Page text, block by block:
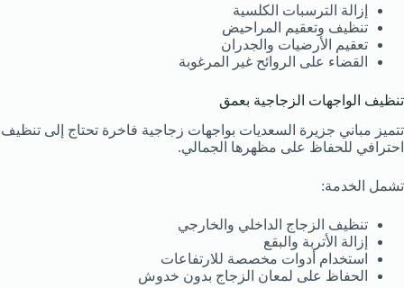
إزالة الترسبات الكلسية
تنظيف وتعقيم المراحيض
تعقيم الأرضيات والجدران
القضاء على الروائح غير المرغوبة
تنظيف الواجهات الزجاجية بعمق
تتميز مباني جزيرة السعديات بواجهات زجاجية فاخرة تحتاج إلى تنظيف
احترافي للحفاظ على مظهرها الجمالي.
تشمل الخدمة:
تنظيف الزجاج الداخلي والخارجي
إزالة الأتربة والبقع
استخدام أدوات مخصصة للارتفاعات
الحفاظ على لمعان الزجاج بدون خدوش